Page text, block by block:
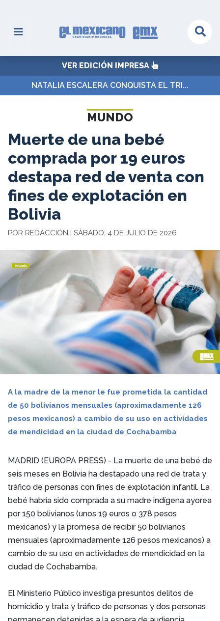
VER EDICIÓN IMPRESA
NATALIA ESCALERA CONQUISTA EL TRI...
MUNDO
Muerte de una bebé
comprada por 19 euros
destapa red de venta con
fines de explotación en
Bolivia
POR REDACCIÓN | SÁBADO, 4 DE JULIO DE 2026
A la madre de la menor le fue prometida la cantidad
de 50 bolivianos mensuales (aproximadamente 126
pesos mexicanos) a cambio de su uso en actividades
de mendicidad en la ciudad de Cochabamba
MADRID (EUROPA PRESS) - La muerte de una bebé de
seis meses en Bolivia ha destapado una red de trata y
tráfico de personas con fines de explotación infantil. La
bebé habría sido comprada a su madre indígena ayorea
por 150 bolivianos (unos 19 euros o 378 pesos
mexicanos) y la promesa de recibir 50 bolivianos
mensuales (aproximadamente 126 pesos mexicanos) a
cambio de su uso en actividades de mendicidad en la
ciudad de Cochabamba.
El Ministerio Público investiga presuntos delitos de
homicidio y trata y tráfico de personas y dos personas